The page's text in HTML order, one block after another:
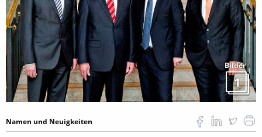
Bilder
1
Namen und Neuigkeiten